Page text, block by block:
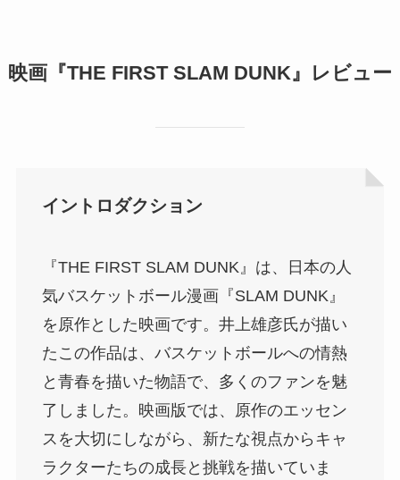
映画『THE FIRST SLAM DUNK』レビュー
イントロダクション
『THE FIRST SLAM DUNK』は、日本の人
気バスケットボール漫画『SLAM DUNK』
を原作とした映画です。井上雄彦氏が描い
たこの作品は、バスケットボールへの情熱
と青春を描いた物語で、多くのファンを魅
了しました。映画版では、原作のエッセン
スを大切にしながら、新たな視点からキャ
ラクターたちの成長と挑戦を描いていま